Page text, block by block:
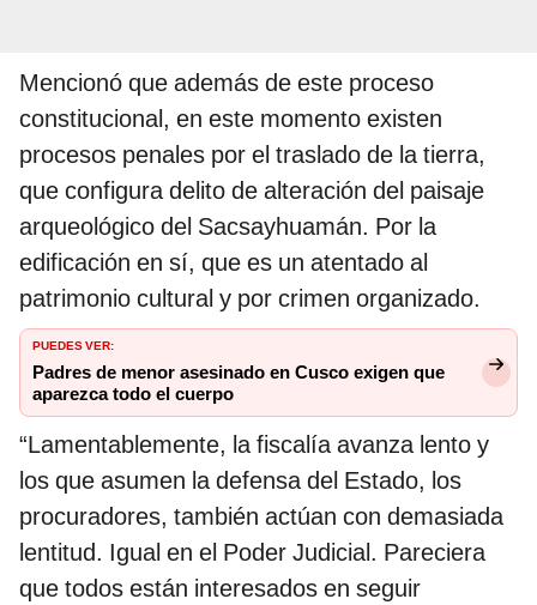
Mencionó que además de este proceso
constitucional, en este momento existen
procesos penales por el traslado de la tierra,
que configura delito de alteración del paisaje
arqueológico del Sacsayhuamán. Por la
edificación en sí, que es un atentado al
patrimonio cultural y por crimen organizado.
PUEDES VER:
Padres de menor asesinado en Cusco exigen que
aparezca todo el cuerpo
“Lamentablemente, la fiscalía avanza lento y
los que asumen la defensa del Estado, los
procuradores, también actúan con demasiada
lentitud. Igual en el Poder Judicial. Pareciera
que todos están interesados en seguir